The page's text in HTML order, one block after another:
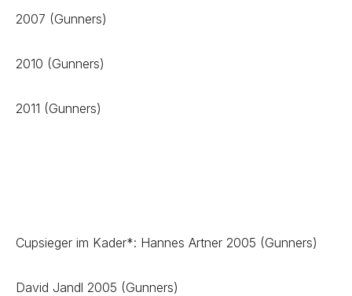
2007 (Gunners)
2010 (Gunners)
2011 (Gunners)
Cupsieger im Kader*: Hannes Artner 2005 (Gunners)
David Jandl 2005 (Gunners)